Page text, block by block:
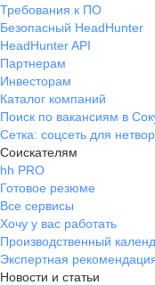
Требования к ПО
Безопасный HeadHunter
HeadHunter API
Партнерам
Инвесторам
Каталог компаний
Поиск по вакансиям в
Сетка: соцсеть для
Соискателям
hh PRO
Готовое резюме
Все сервисы
Хочу у вас работать
Производственный
Экспертная
Новости и статьи